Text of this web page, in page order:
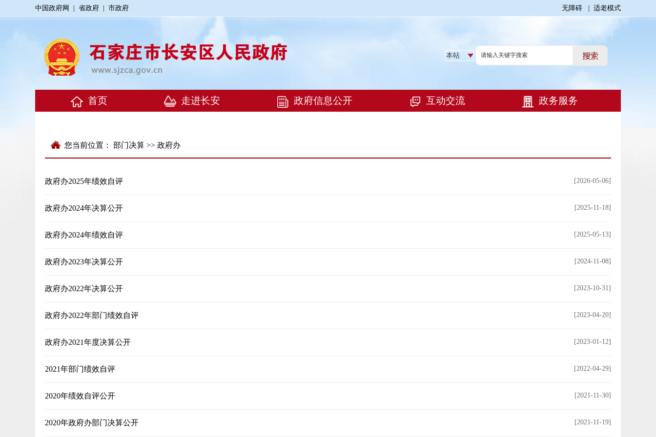
中国政府网 省政府 市政府 无障碍 适老模式
您当前位置： 部门决算 >> 政府办
政府办2025年绩效自评 [2026-05-06]
政府办2024年决算公开 [2025-11-18]
政府办2024年绩效自评 [2025-05-13]
政府办2023年决算公开 [2024-11-08]
政府办2022年决算公开 [2023-10-31]
政府办2022年部门绩效自评 [2023-04-20]
政府办2021年度决算公开 [2023-01-12]
2021年部门绩效自评 [2022-04-29]
2020年绩效自评公开 [2021-11-30]
2020年政府办部门决算公开 [2021-11-19]